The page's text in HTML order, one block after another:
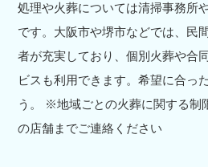
処理や火葬については清掃事務所
です。大阪市や堺市などでは、民
者が充実しており、個別火葬や合
ビスも利用できます。希望に合っ
う。 ※地域ごとの火葬に関する制
の店舗までご連絡ください